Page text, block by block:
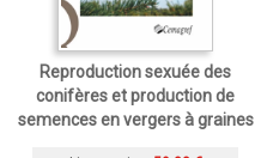
Reproduction sexuée des
conifères et production de
semences en vergers à graines